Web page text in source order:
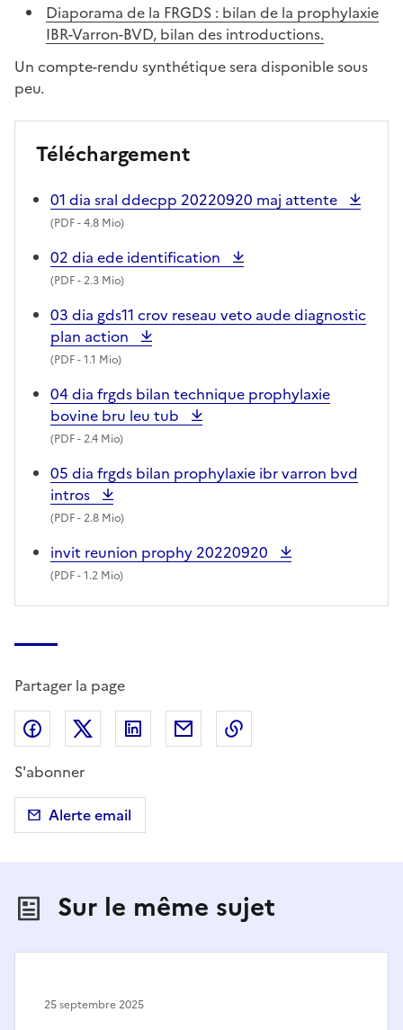
Diaporama de la FRGDS : bilan de la prophylaxie
IBR-Varron-BVD, bilan des introductions.
Un compte-rendu synthétique sera disponible sous
peu.
Téléchargement
01 dia sral ddecpp 20220920 maj attente
(PDF- 4.8 Mio)
02 dia ede identification
(PDF- 2.3 Mio)
03 dia gds11 crov reseau veto aude diagnostic
plan action
(PDF- 1.1 Mio)
04 dia frgds bilan technique prophylaxie
bovine bru leu tub
(PDF- 2.4 Mio)
05 dia frgds bilan prophylaxie ibr varron bvd
intros
(PDF- 2.8 Mio)
invit reunion prophy 20220920
(PDF- 1.2 Mio)
Partager la page
Partager sur Facebook
Partager sur X (anciennement Twitter)
Partager sur LinkedIn
Partager par email
S'abonner
Alerte email
Sur le même sujet
25 septembre 2025